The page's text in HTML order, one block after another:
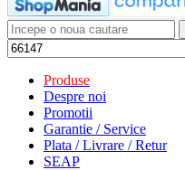
Produse
Despre noi
Promotii
Garantie / Service
Plata / Livrare / Retur
SEAP